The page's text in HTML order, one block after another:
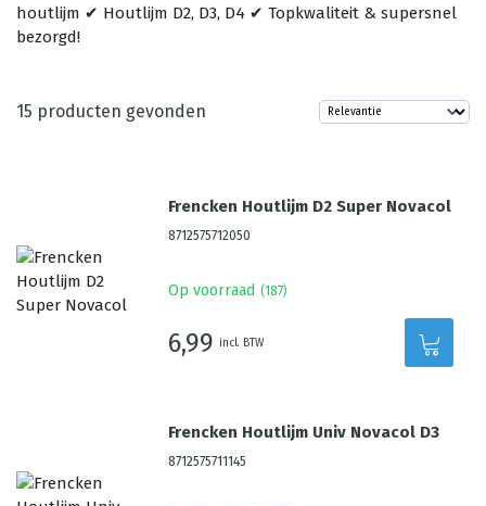
houtlijm ✔ Houtlijm D2, D3, D4 ✔ Topkwaliteit & supersnel
bezorgd!
15 producten gevonden
Frencken Houtlijm D2 Super Novacol
8712575712050
Op voorraad (187)
6,99 incl. BTW
Frencken Houtlijm Univ Novacol D3
8712575711145